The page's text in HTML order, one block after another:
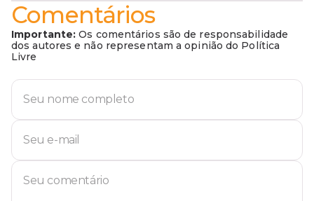
Comentários
Importante: Os comentários são de responsabilidade
dos autores e não representam a opinião do Política
Livre